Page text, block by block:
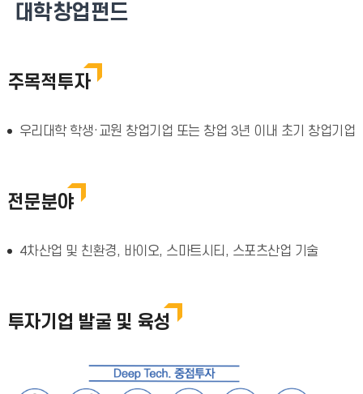
대학창업펀드
주목적투자
우리대학 학생·교원 창업기업 또는 창업 3년 이내 초기 창업기업
전문분야
4차산업 및 친환경, 바이오, 스마트시티, 스포츠산업 기술
투자기업 발굴 및 육성